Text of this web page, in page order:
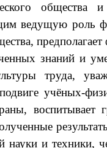
ведущую роль
знаний и
труда,
учёных-
и техники,